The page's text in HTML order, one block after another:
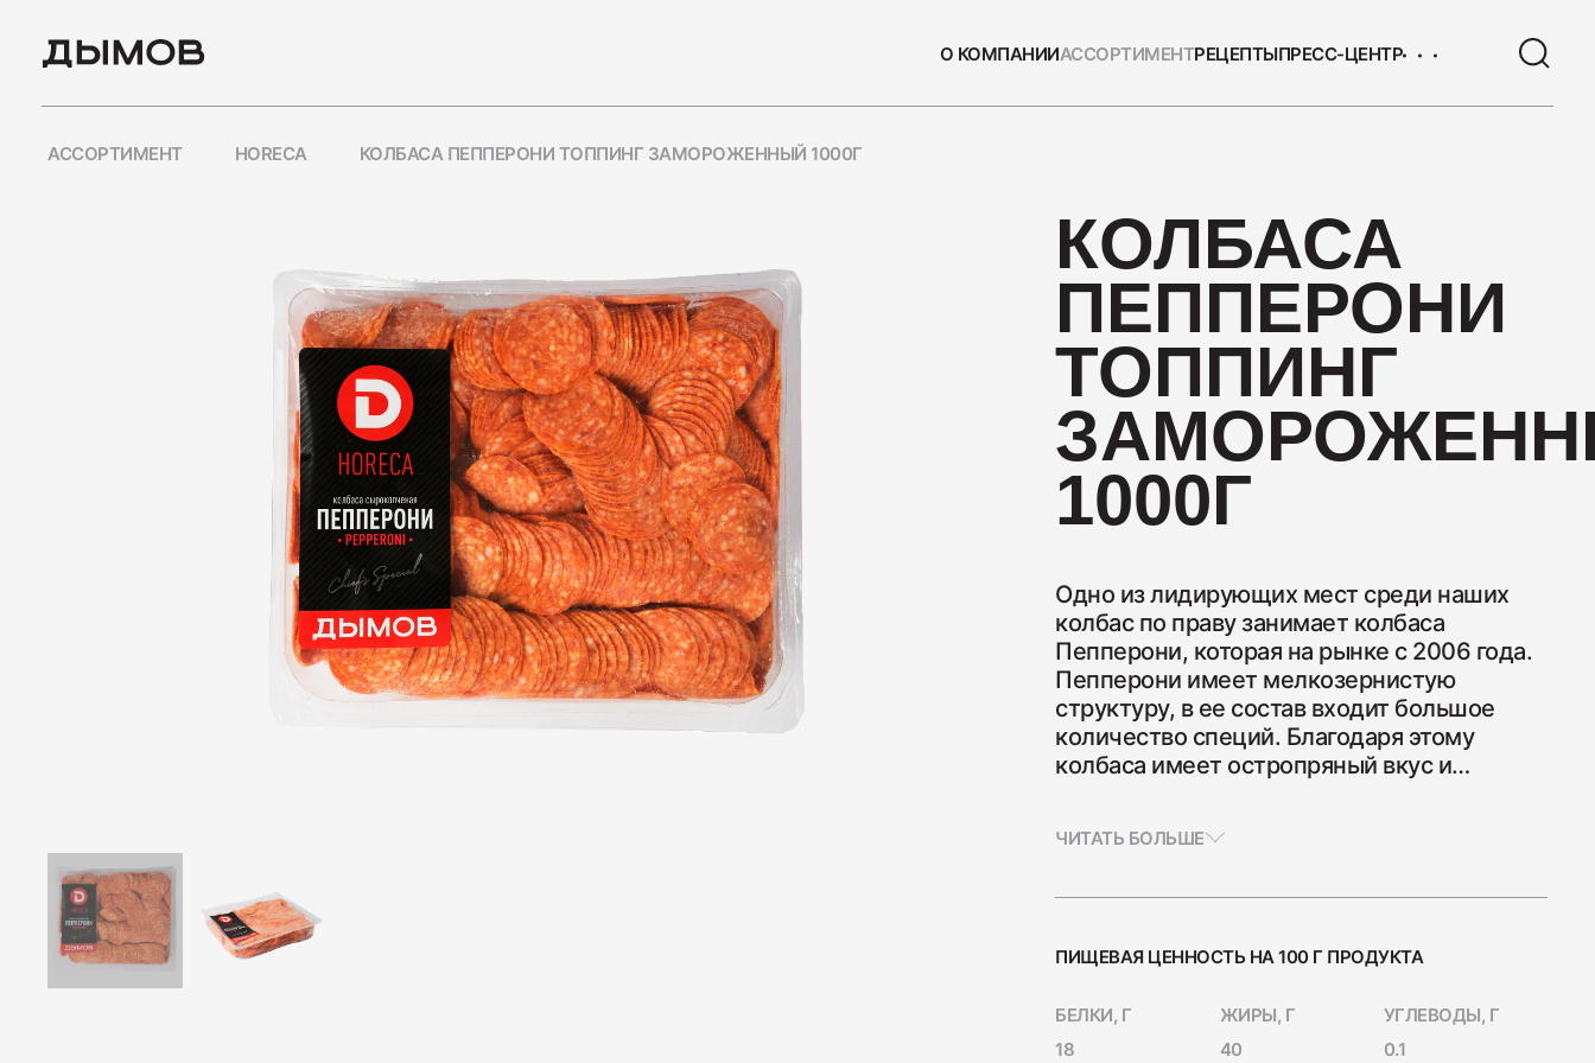
О КОМПАНИИАССОРТИМЕНТРЕЦЕПТЫПРЕСС-ЦЕНТР
Колбаса с/к Коньячная
Нарезка Сервелат "Кремлёвский"
Нарезка Индейка варёно-копчёная
АССОРТИМЕНТ HORECA КОЛБАСА ПЕППЕРОНИ ТОППИНГ ЗАМОРОЖЕННЫЙ 1000Г
КОЛБАСА
ПЕППЕРОНИ
ТОППИНГ
1000Г
Одно из лидирующих мест среди наших
колбас по праву занимает колбаса
Пепперони, которая на рынке с 2006 года.
Пепперони имеет мелкозернистую
структуру, в ее состав входит большое
количество специй. Благодаря этому
колбаса имеет остропряный вкус и
видов салями. Кроме этого продукт
богат насыщенными жирами и жирными
витаминами (B, C и D). Полезные свойства
термообработки, а благодаря мелкому
измельчению мяса колбасные кусочки не
ЧИТАТЬ БОЛЬШЕ
ПИЩЕВАЯ ЦЕННОСТЬ НА 100 Г ПРОДУКТА
БЕЛКИ, Г
18
ЖИРЫ, Г
40
УГЛЕВОДЫ, Г
0.1